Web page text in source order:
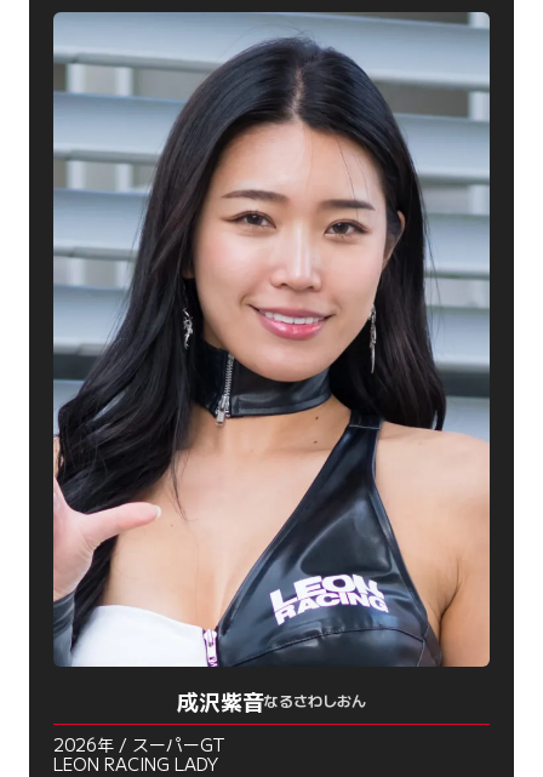
成沢紫音なるさわしおん
2026年 / スーパーGT
LEON RACING LADY